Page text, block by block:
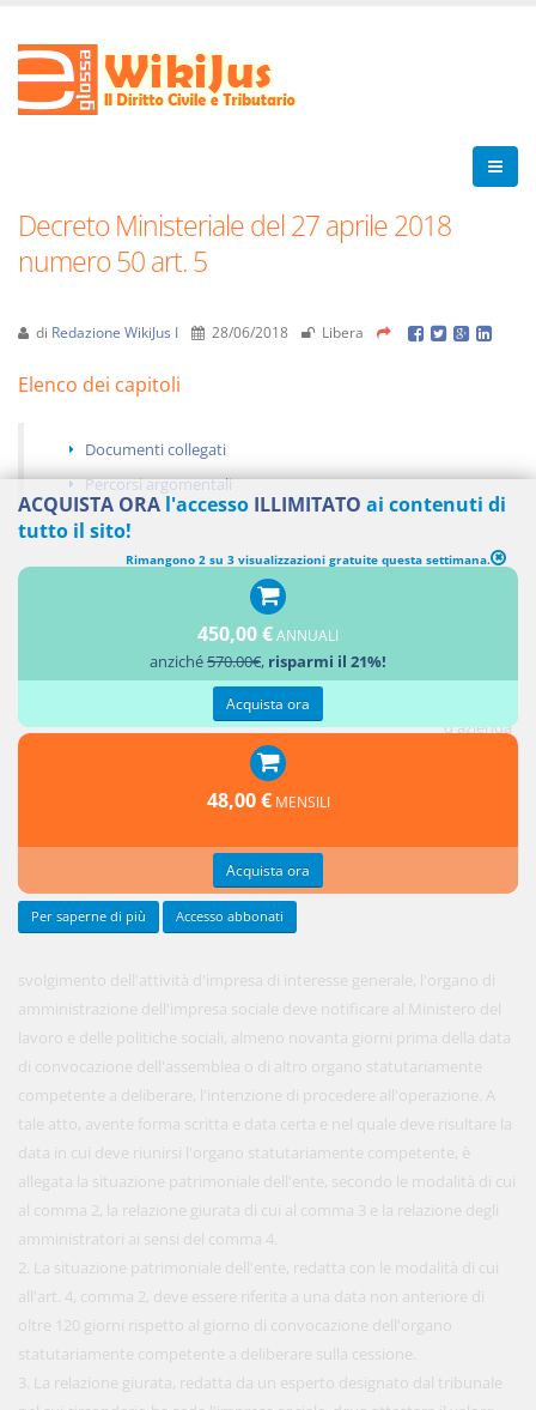
Decreto Ministeriale del 27 aprile 2018
numero 50 art. 5
di Redazione WikiJus I 28/06/2018 Libera
Elenco dei capitoli
Documenti collegati
Percorsi argomentali
CESSIONE D'AZIENDA O DI UN RAMO D'AZIENDA
d'azienda
relativo
svolgimento dell'attività d'impresa di interesse generale, l'organo di
amministrazione dell'impresa sociale deve notificare al Ministero del
lavoro e delle politiche sociali, almeno novanta giorni prima della data
di convocazione dell'assemblea o di altro organo statutariamente
competente a deliberare, l'intenzione di procedere all'operazione. A
tale atto, avente forma scritta e data certa e nel quale deve risultare la
data in cui deve riunirsi l'organo statutariamente competente, è
allegata la situazione patrimoniale dell'ente, secondo le modalità di cui
al comma 2, la relazione giurata di cui al comma 3 e la relazione degli
amministratori ai sensi del comma 4.
2. La situazione patrimoniale dell'ente, redatta con le modalità di cui
all'art. 4, comma 2, deve essere riferita a una data non anteriore di
oltre 120 giorni rispetto al giorno di convocazione dell'organo
statutariamente competente a deliberare sulla cessione.
3. La relazione giurata, redatta da un esperto designato dal tribunale
ACQUISTA ORA l'accesso ILLIMITATO ai contenuti di
tutto il sito!
Rimangono 2 su 3 visualizzazioni gratuite questa settimana.
450,00 €ANNUALI
anziché570.00€, risparmi il 21%!
Acquista ora
48,00 € MENSILI
Acquista ora
Per saperne di più Accesso abbonati